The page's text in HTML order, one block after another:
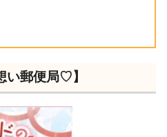
い郵便局♡】